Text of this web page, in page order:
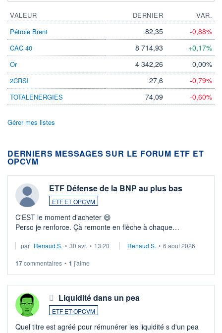
VALEUR DERNIER
VAR.
Pétrole Brent
82,35 -0,88%
CAC 40 8 714,93 +0,17%
Or 4 342,26 0,00%
2CRSI 27,6 -0,79%
TOTALENERGIES 74,09 -0,60%
Gérer mes listes
DERNIERS MESSAGES SUR LE FORUM ETF ET
OPCVM
ETF Défense de la BNP au plus bas
ETF ET OPCVM
C'EST le moment d'acheter 😄​
Perso je renforce. Çà remonte en flèche à chaque
Investissement long terme tip top pour sa retraite.
par Renaud.S. • 30 avr. • 13:20 Renaud.S. • 6 août 2026
17commentaires • 1 j'aime
Liquidité dans un pea
ETF ET OPCVM
Quel titre est agréé pour rémunérer les liquidité s d'un pea